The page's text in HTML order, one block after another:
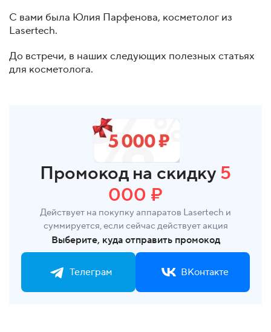
С вами была Юлия Парфенова, косметолог из
Lasertech.
До встречи, в наших следующих полезных статьях
для косметолога.
Промокод на скидку 5
000 ₽
Действует на покупку аппаратов Lasertech и
суммируется, если сейчас действует акция
Выберите, куда отправить промокод
Телеграм ВКонтакте